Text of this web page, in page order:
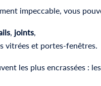
impeccable, vous
, joints,
vitrées et portes-fenêtres.
les plus encrassées :